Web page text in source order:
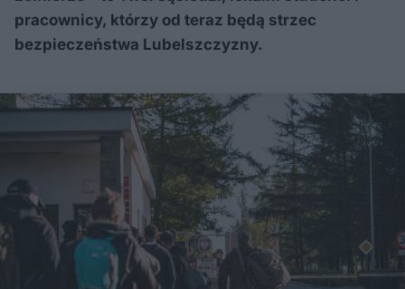
pracownicy, którzy od teraz będą strzec
bezpieczeństwa Lubelszczyzny.